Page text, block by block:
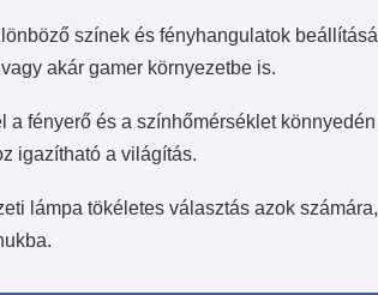
színek és fényhangulatok
akár gamer környezetbe is.
fényerő és a színhőmérséklet
igazítható a világítás.
lámpa tökéletes választás azok